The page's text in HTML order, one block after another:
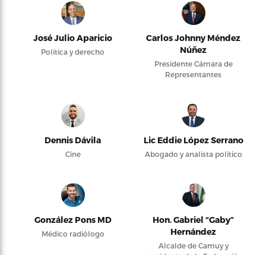
José Julio Aparicio
Política y derecho
Carlos Johnny Méndez
Núñez
Presidente Cámara de
Representantes
Dennis Dávila
Cine
Lic Eddie López Serrano
Abogado y analista político
González Pons MD
Médico radiólogo
Hon. Gabriel “Gaby”
Hernández
Alcalde de Camuy y